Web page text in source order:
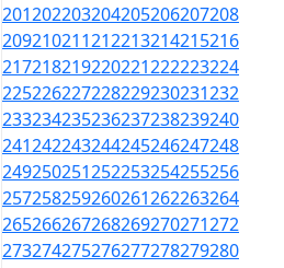
201202203204205206207208
209210211212213214215216
217218219220221222223224
225226227228229230231232
233234235236237238239240
241242243244245246247248
249250251252253254255256
257258259260261262263264
265266267268269270271272
273274275276277278279280